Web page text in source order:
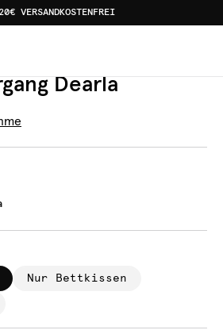
VERSANDKOSTENFREI
Bettwäsche Waldspaziergang Dearla
Dearla
Nur Bettkissen